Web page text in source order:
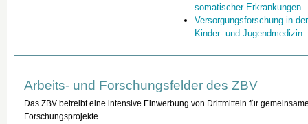
somatischer Erkrankungen
Versorgungsforschung in der
Kinder- und Jugendmedizin
Arbeits- und Forschungsfelder des ZBV
Das ZBV betreibt eine intensive Einwerbung von Drittmitteln für
Forschungsprojekte.